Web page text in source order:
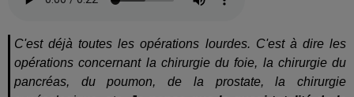
C'est déjà toutes les opérations lourdes. C'est à dire les
opérations concernant la chirurgie du foie, la chirurgie du
pancréas, du poumon, de la prostate, la chirurgie